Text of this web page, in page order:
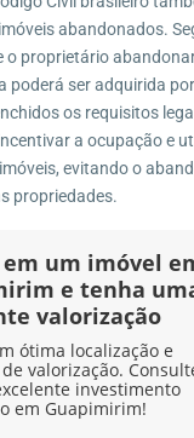
abandonados.
o proprietário
poderá ser adquirida
os requisitos
a ocupação e
evitando o
propriedades.
um imóvel
e tenha
valorização
ótima localização e
valorização.
investimento
em Guapimirim!